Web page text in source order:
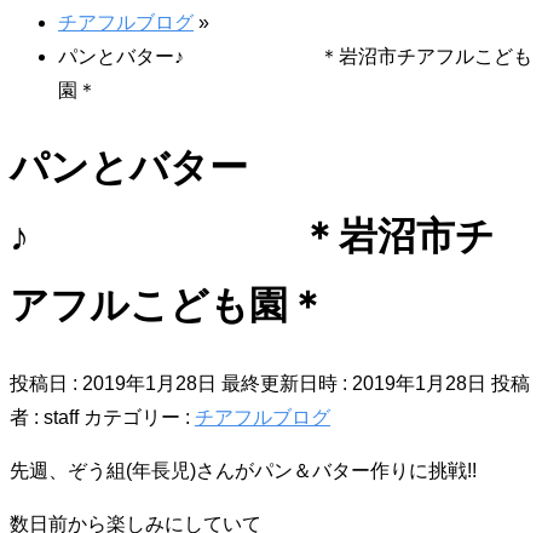
チアフルブログ »
パンとバター♪ ＊岩沼市チアフルこども
園＊
パンとバター
♪ ＊岩沼市チ
アフルこども園＊
投稿日 : 2019年1月28日 最終更新日時 : 2019年1月28日 投稿
者 : staff カテゴリー : チアフルブログ
先週、ぞう組(年長児)さんがパン＆バター作りに挑戦!!
数日前から楽しみにしていて